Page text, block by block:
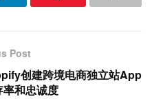
Post
创建跨境电商独立站App
和忠诚度